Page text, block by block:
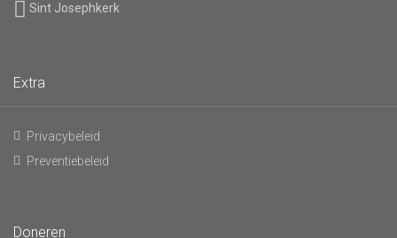
Sint Josephkerk
Extra
Privacybeleid
Preventiebeleid
Doneren